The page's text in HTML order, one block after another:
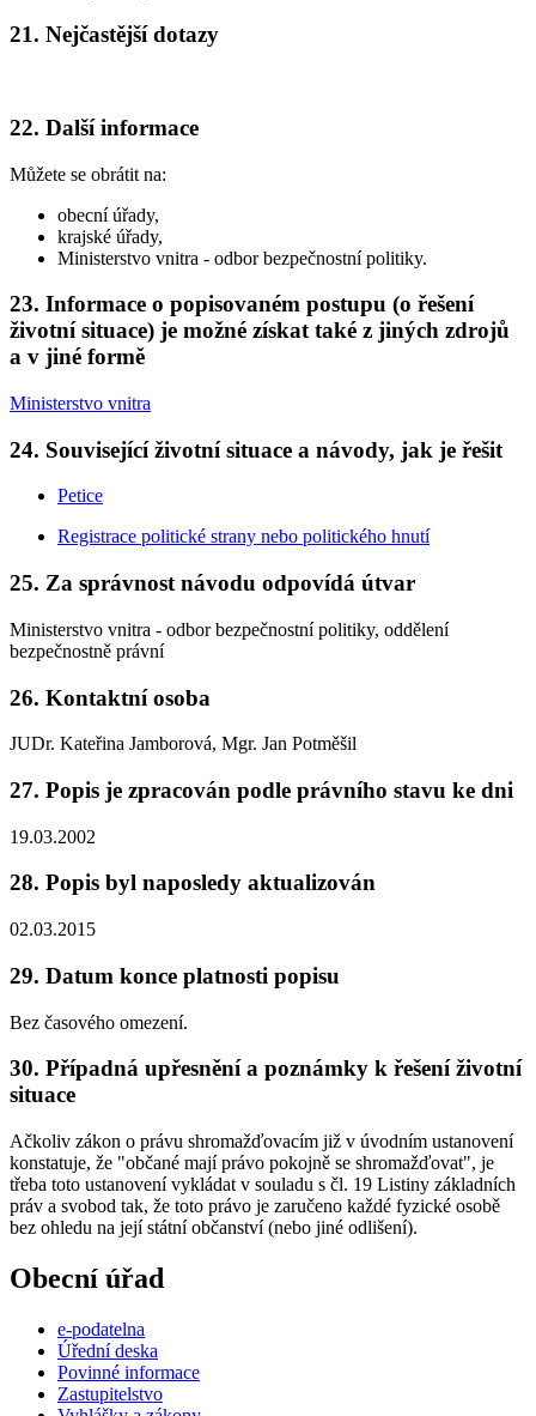
21. Nejčastější dotazy
22. Další informace
Můžete se obrátit na:
obecní úřady,
krajské úřady,
Ministerstvo vnitra - odbor bezpečnostní politiky.
23. Informace o popisovaném postupu (o řešení
životní situace) je možné získat také z jiných zdrojů
a v jiné formě
Ministerstvo vnitra
24. Související životní situace a návody, jak je řešit
Petice
Registrace politické strany nebo politického hnutí
25. Za správnost návodu odpovídá útvar
Ministerstvo vnitra - odbor bezpečnostní politiky, oddělení
bezpečnostně právní
26. Kontaktní osoba
JUDr. Kateřina Jamborová, Mgr. Jan Potměšil
27. Popis je zpracován podle právního stavu ke dni
19.03.2002
28. Popis byl naposledy aktualizován
02.03.2015
29. Datum konce platnosti popisu
Bez časového omezení.
30. Případná upřesnění a poznámky k řešení životní
situace
Ačkoliv zákon o právu shromažďovacím již v úvodním ustanovení
konstatuje, že "občané mají právo pokojně se shromažďovat", je
třeba toto ustanovení vykládat v souladu s čl. 19 Listiny základních
práv a svobod tak, že toto právo je zaručeno každé fyzické osobě
bez ohledu na její státní občanství (nebo jiné odlišení).
Obecní úřad
e-podatelna
Úřední deska
Povinné informace
Zastupitelstvo